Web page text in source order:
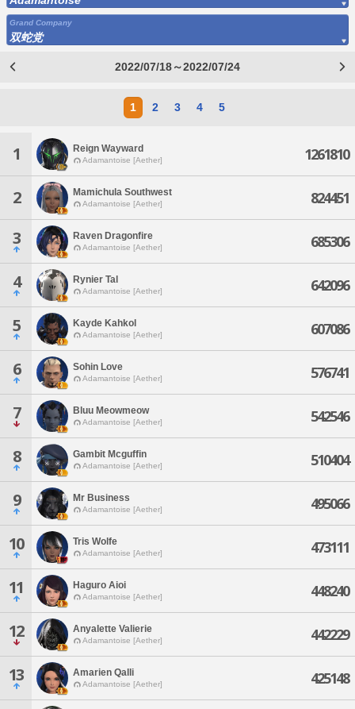
Grand Company
双蛇党
2022/07/18～2022/07/24
1 2 3 4 5
1 Reign Wayward
Adamantoise [Aether] 1261810
2 Mamichula Southwest
Adamantoise [Aether] 824451
3 Raven Dragonfire
Adamantoise [Aether] 685306
4 Rynier Tal
Adamantoise [Aether] 642096
5 Kayde Kahkol
Adamantoise [Aether] 607086
6 Sohin Love
Adamantoise [Aether] 576741
7 Bluu Meowmeow
Adamantoise [Aether] 542546
8 Gambit Mcguffin
Adamantoise [Aether] 510404
9 Mr Business
Adamantoise [Aether] 495066
10 Tris Wolfe
Adamantoise [Aether] 473111
11 Haguro Aioi
Adamantoise [Aether] 448240
12 Anyalette Valierie
Adamantoise [Aether] 442229
13 Amarien Qalli
Adamantoise [Aether] 425148